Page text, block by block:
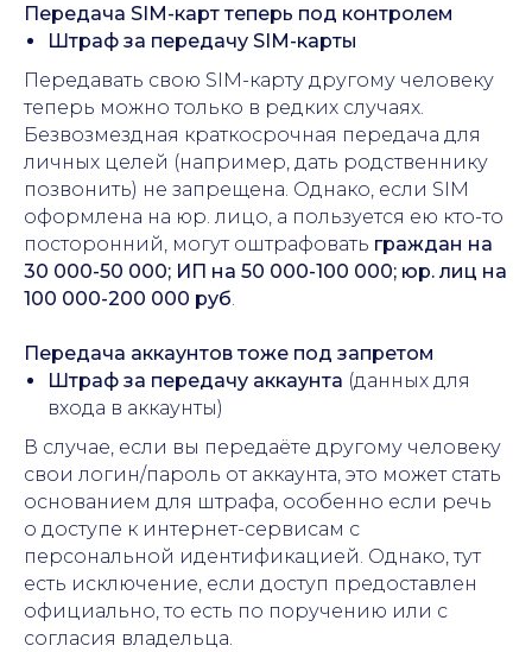
Передача SIM-карт теперь под контролем
Штраф за передачу SIM-карты
Передавать свою SIM-карту другому человеку
теперь можно только в редких случаях.
Безвозмездная краткосрочная передача для
личных целей (например, дать родственнику
позвонить) не запрещена. Однако, если SIM
оформлена на юр. лицо, а пользуется ею кто-то
посторонний, могут оштрафовать граждан на
30 000-50 000; ИП на 50 000-100 000; юр. лиц на
100 000-200 000 руб
Передача аккаунтов тоже под запретом
Штраф за передачу аккаунта (данных для
входа в аккаунты)
В случае, если вы передаёте другому человеку
свои логин/пароль от аккаунта, это может стать
основанием для штрафа, особенно если речь
о доступе к интернет-сервисам с
персональной идентификацией. Однако, тут
есть исключение, если доступ предоставлен
официально, то есть по поручению или с
согласия владельца.